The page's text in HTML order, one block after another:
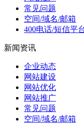
常见问题
空间/域名/邮箱
400电话/短信平
新闻资讯
企业动态
网站建设
网站优化
网站推广
常见问题
空间/域名/邮箱